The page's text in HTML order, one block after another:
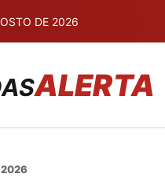
DE 2026
ALERTA
2026